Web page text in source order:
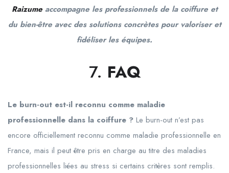
Raizume accompagne les professionnels de la coiffure et
du bien-être avec des solutions concrètes pour valoriser et
fidéliser les équipes.
7. FAQ
Le burn-out est-il reconnu comme maladie
professionnelle dans la coiffure ? Le burn-out n’est pas
encore officiellement reconnu comme maladie professionnelle en
France, mais il peut être pris en charge au titre des maladies
professionnelles liées au stress si certains critères sont remplis.